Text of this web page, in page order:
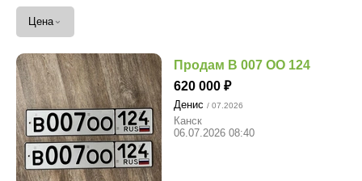
Цена ⌄
Продам В 007 ОО 124
620 000
Денис / 07.2026
Канск
06.07.2026 08:40